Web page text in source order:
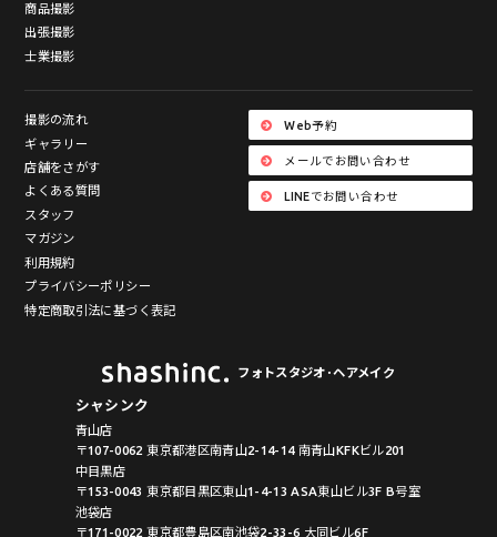
商品撮影
出張撮影
士業撮影
撮影の流れ
ギャラリー
店舗をさがす
よくある質問
スタッフ
マガジン
利用規約
プライバシーポリシー
特定商取引法に基づく表記
Web予約
メールでお問い合わせ
LINEでお問い合わせ
フォトスタジオ･ヘアメイク
シャシンク
青山店
〒107-0062 東京都港区南青山2-14-14 南青山KFKビル201
中目黒店
〒153-0043 東京都目黒区東山1-4-13 ASA東山ビル3F B号室
池袋店
〒171-0022 東京都豊島区南池袋2-33-6 大同ビル6F